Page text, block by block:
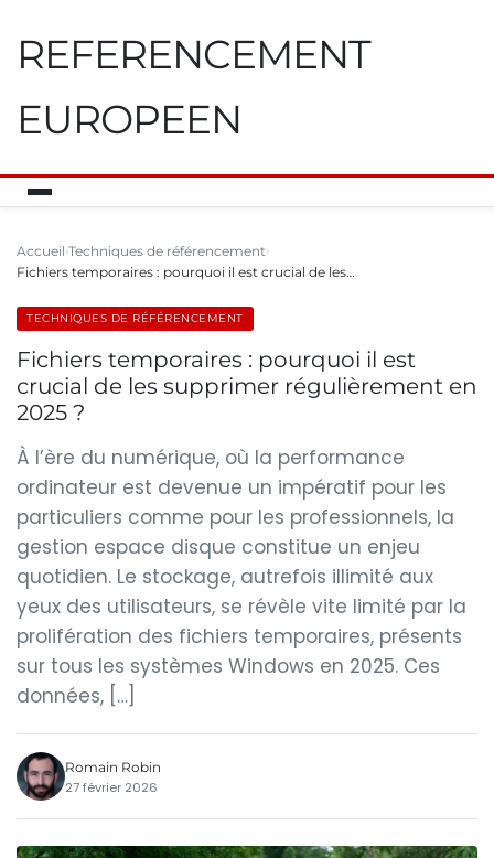
REFERENCEMENT
EUROPEEN
Accueil Techniques de référencement
Fichiers temporaires : pourquoi il est crucial de les…
TECHNIQUES DE RÉFÉRENCEMENT
Fichiers temporaires : pourquoi il est
crucial de les supprimer régulièrement en
2025 ?
À l’ère du numérique, où la performance
ordinateur est devenue un impératif pour les
particuliers comme pour les professionnels, la
gestion espace disque constitue un enjeu
quotidien. Le stockage, autrefois illimité aux
yeux des utilisateurs, se révèle vite limité par la
prolifération des fichiers temporaires, présents
sur tous les systèmes Windows en 2025. Ces
données, […]
Romain Robin
27 février 2026